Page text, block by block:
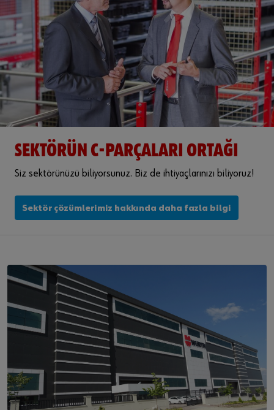
SEKTÖRÜN C-PARÇALARI ORTAĞI
Siz sektörünüzü biliyorsunuz. Biz de ihtiyaçlarınızı biliyoruz!
Sektör çözümlerimiz hakkında daha fazla bilgi